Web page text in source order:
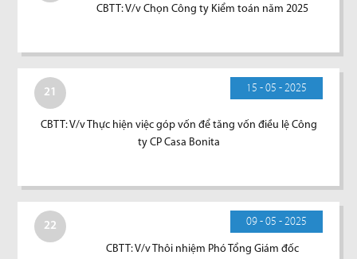
CBTT: V/v Chọn Công ty Kiểm toán năm 2025
21 15 - 05 - 2025
CBTT: V/v Thực hiện việc góp vốn để tăng vốn điều lệ Công
ty CP Casa Bonita
22 09 - 05 - 2025
CBTT: V/v Thôi nhiệm Phó Tổng Giám đốc